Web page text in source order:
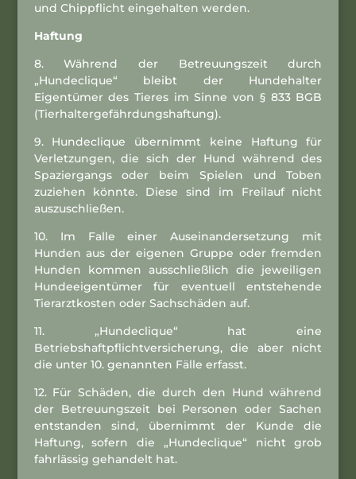
und Chippflicht eingehalten werden.
Haftung
8. Während der Betreuungszeit durch
„Hundeclique“ bleibt der Hundehalter
Eigentümer des Tieres im Sinne von § 833 BGB
(Tierhaltergefährdungshaftung).
9. Hundeclique übernimmt keine Haftung für
Verletzungen, die sich der Hund während des
Spaziergangs oder beim Spielen und Toben
zuziehen könnte. Diese sind im Freilauf nicht
auszuschließen.
10. Im Falle einer Auseinandersetzung mit
Hunden aus der eigenen Gruppe oder fremden
Hunden kommen ausschließlich die jeweiligen
Hundeeigentümer für eventuell entstehende
Tierarztkosten oder Sachschäden auf.
11. „Hundeclique“ hat eine
Betriebshaftpflichtversicherung, die aber nicht
die unter 10. genannten Fälle erfasst.
12. Für Schäden, die durch den Hund während
der Betreuungszeit bei Personen oder Sachen
entstanden sind, übernimmt der Kunde die
Haftung, sofern die „Hundeclique“ nicht grob
fahrlässig gehandelt hat.